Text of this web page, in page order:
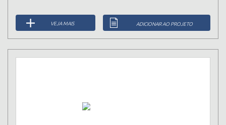
VEJA MAIS ADICIONAR AO PROJETO